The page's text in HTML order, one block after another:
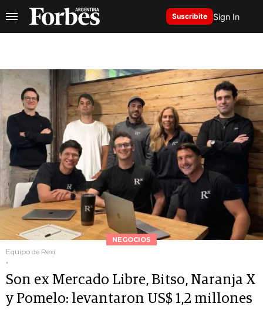
Suscribite Sign In
NEGOCIOS
Equipo de Rexi
.
Son ex Mercado Libre, Bitso, Naranja X
y Pomelo: levantaron US$ 1,2 millones